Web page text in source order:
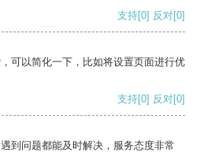
支持[0] 反对[0]
可以简化一下，比如将设置页面进行优
支持[0] 反对[0]
到问题都能及时解决，服务态度非常